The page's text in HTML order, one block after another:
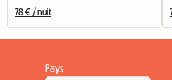
78 € / nuit
Pays